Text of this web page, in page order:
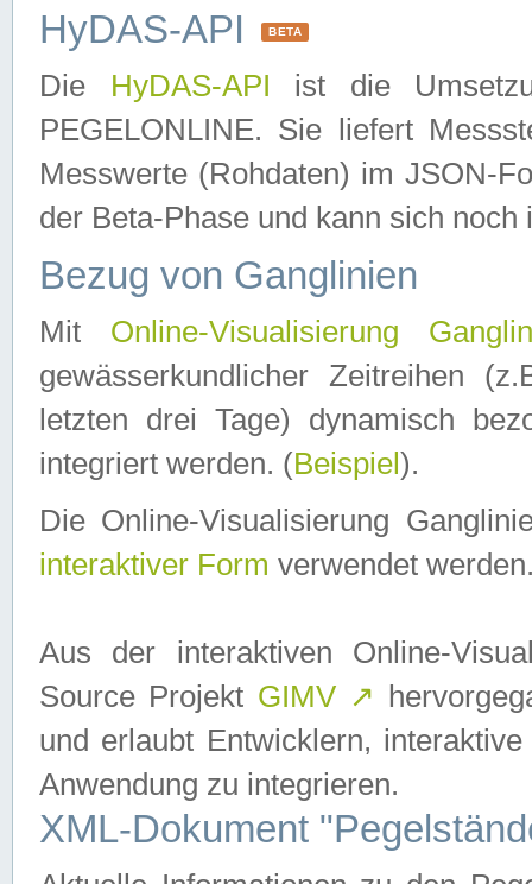
HyDAS-API BETA
Die HyDAS-API ist die
PEGELONLINE. Sie liefert
Messwerte (Rohdaten) im JSON-
der Beta-Phase und kann sich noch
Bezug von Ganglinien
Mit Online-Visualisierung
gewässerkundlicher Zeitreihen
letzten drei Tage) dynamisch
integriert werden. (Beispiel ).
Die Online-Visualisierung
interaktiver Form verwendet
Aus der interaktiven Online-
Source Projekt GIMV ↗
und erlaubt Entwicklern,
Anwendung zu integrieren.
XML-Dokument